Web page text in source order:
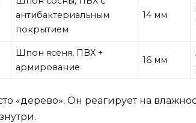
антибактериальным
покрытием
14 мм
Шпон ясеня, ПВХ +
армирование
16 мм
«дерево». Он реагирует на